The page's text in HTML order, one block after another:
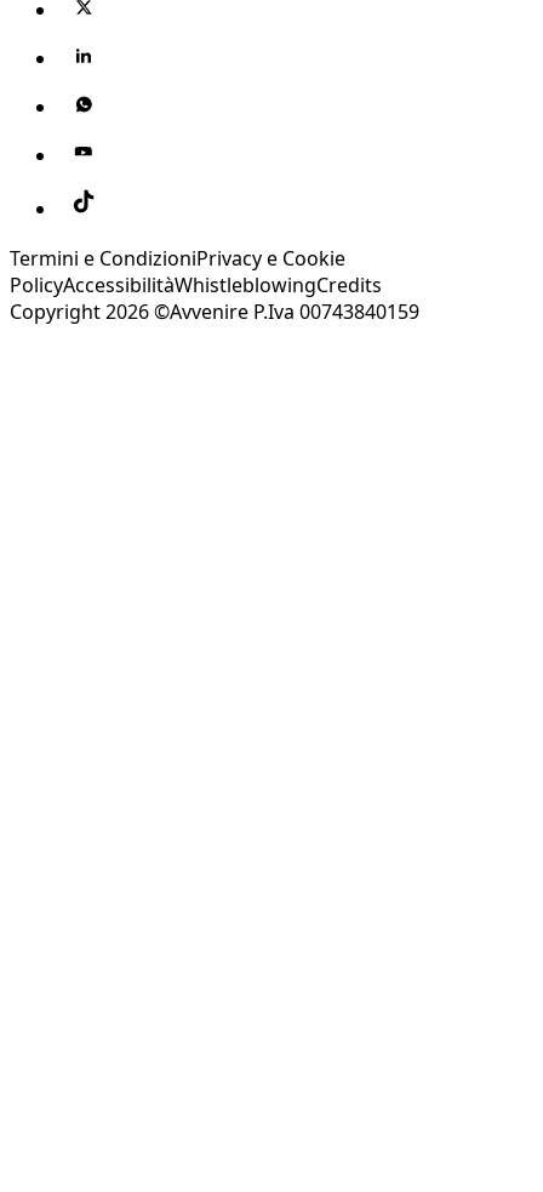
Termini e CondizioniPrivacy e Cookie
PolicyAccessibilitàWhistleblowingCredits
Copyright 2026 ©Avvenire P.Iva 00743840159